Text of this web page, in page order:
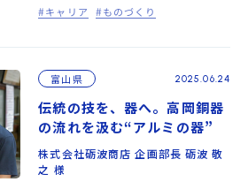
キャリア
ものづくり
富山県 2025.06.24
伝統の技を、器へ。高岡銅器
の流れを汲む“アルミの器”
株式会社砺波商店 企画部長 砺波 敬
之 様